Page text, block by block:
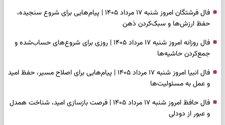
فال فرشتگان امروز شنبه ۱۷ مرداد ۱۴۰۵ | پیام‌هایی برای شروع سنجیده،
حفظ ارزش‌ها و سبک‌کردن ذهن
فال روزانه امروز شنبه ۱۷ مرداد ۱۴۰۵ | روزی برای شروع‌های حساب‌شده و
جمع‌کردن حاشیه‌ها
فال انبیا امروز شنبه ۱۷ مرداد ۱۴۰۵ | پیام‌هایی برای اصلاح مسیر، حفظ امید
و عمل به مسئولیت‌ها
فال حافظ امروز شنبه ۱۷ مرداد ۱۴۰۵ | فرصت بازسازی امید، شناخت همدل
و عبور از دودلی